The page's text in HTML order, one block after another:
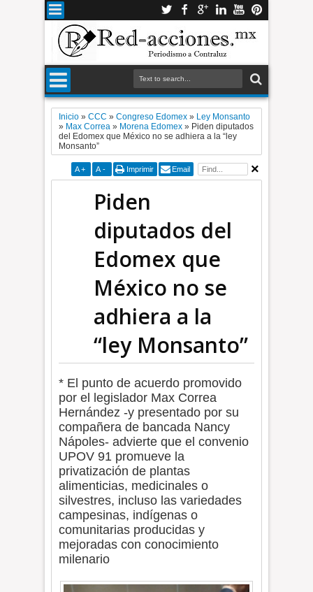
Inicio »CCC »Congreso Edomex » Ley Monsanto
» Max Correa » Morena Edomex » Piden diputados
del Edomex que México no se adhiera a la “ley
Monsanto”
A + A - Imprimir Email
Piden
diputados del
Edomex que
México no se
adhiera a la
“ley Monsanto”
* El punto de acuerdo promovido
por el legislador Max Correa
Hernández -y presentado por su
compañera de bancada Nancy
Nápoles- advierte que el convenio
UPOV 91 promueve la
privatización de plantas
alimenticias, medicinales o
silvestres, incluso las variedades
campesinas, indígenas o
comunitarias producidas y
mejoradas con conocimiento
milenario